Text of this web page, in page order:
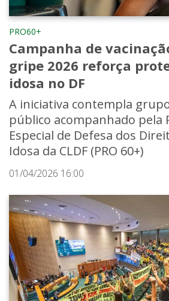
PRO60+
Campanha de
gripe 2026 reforça
idosa no DF
A iniciativa contempla
público acompanhado pela
Especial de Defesa dos
Idosa da CLDF (PRO 60+)
01/04/2026 16:00